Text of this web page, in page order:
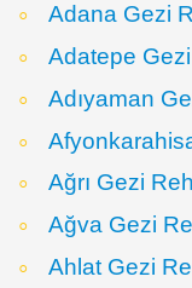
Adana Gezi
Adatepe
Adıyaman
Ağrı Gezi
Ağva Gezi
Ahlat Gezi